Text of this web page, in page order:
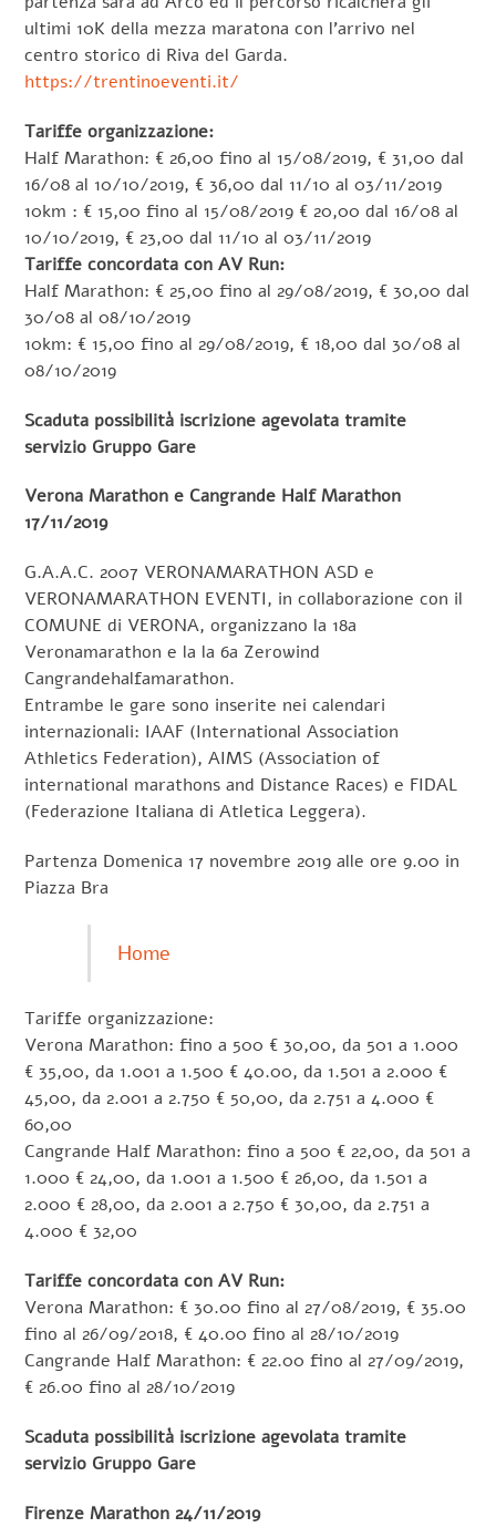
ultimi 10K della mezza maratona con l’arrivo nel
centro storico di Riva del Garda.
https://trentinoeventi.it/
Tariffe organizzazione:
Half Marathon: € 26,00 fino al 15/08/2019, € 31,00 dal
16/08 al 10/10/2019, € 36,00 dal 11/10 al 03/11/2019
10km : € 15,00 fino al 15/08/2019 € 20,00 dal 16/08 al
10/10/2019, € 23,00 dal 11/10 al 03/11/2019
Tariffe concordata con AV Run:
Half Marathon: € 25,00 fino al 29/08/2019, € 30,00 dal
30/08 al 08/10/2019
10km: € 15,00 fino al 29/08/2019, € 18,00 dal 30/08 al
08/10/2019
Scaduta possibilità iscrizione agevolata tramite
servizio Gruppo Gare
Verona Marathon e Cangrande Half Marathon
17/11/2019
G.A.A.C. 2007 VERONAMARATHON ASD e
VERONAMARATHON EVENTI, in collaborazione con il
COMUNE di VERONA, organizzano la 18a
Veronamarathon e la la 6a Zerowind
Cangrandehalfamarathon.
Entrambe le gare sono inserite nei calendari
internazionali: IAAF (International Association
Athletics Federation), AIMS (Association of
international marathons and Distance Races) e FIDAL
(Federazione Italiana di Atletica Leggera).
Partenza Domenica 17 novembre 2019 alle ore 9.00 in
Piazza Bra
Home
Tariffe organizzazione:
Verona Marathon: fino a 500 € 30,00, da 501 a 1.000
€ 35,00, da 1.001 a 1.500 € 40.00, da 1.501 a 2.000 €
45,00, da 2.001 a 2.750 € 50,00, da 2.751 a 4.000 €
60,00
Cangrande Half Marathon: fino a 500 € 22,00, da 501 a
1.000 € 24,00, da 1.001 a 1.500 € 26,00, da 1.501 a
2.000 € 28,00, da 2.001 a 2.750 € 30,00, da 2.751 a
4.000 € 32,00
Tariffe concordata con AV Run:
Verona Marathon: € 30.00 fino al 27/08/2019, € 35.00
fino al 26/09/2018, € 40.00 fino al 28/10/2019
Cangrande Half Marathon: € 22.00 fino al 27/09/2019,
€ 26.00 fino al 28/10/2019
Scaduta possibilità iscrizione agevolata tramite
servizio Gruppo Gare
Firenze Marathon 24/11/2019